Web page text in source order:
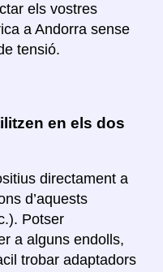
els vostres
a Andorra sense
tensió.
en els dos
directament a
d’aquests
Potser
a alguns endolls,
trobar adaptadors